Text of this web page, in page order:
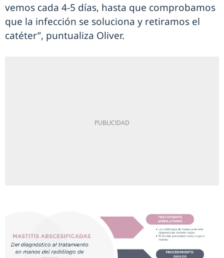
vemos cada 4-5 días, hasta que comprobamos
que la infección se soluciona y retiramos el
catéter”, puntualiza Oliver.